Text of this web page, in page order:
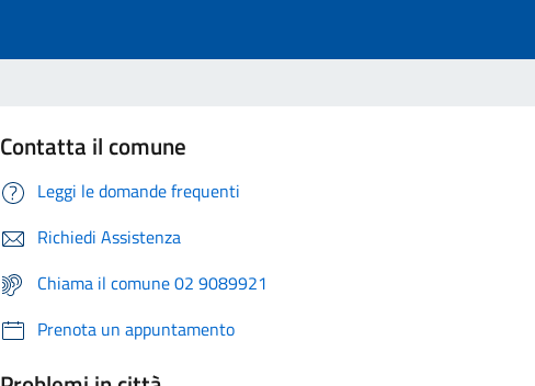
Contatta il comune
Leggi le domande frequenti
Richiedi Assistenza
Chiama il comune 02 9089921
Prenota un appuntamento